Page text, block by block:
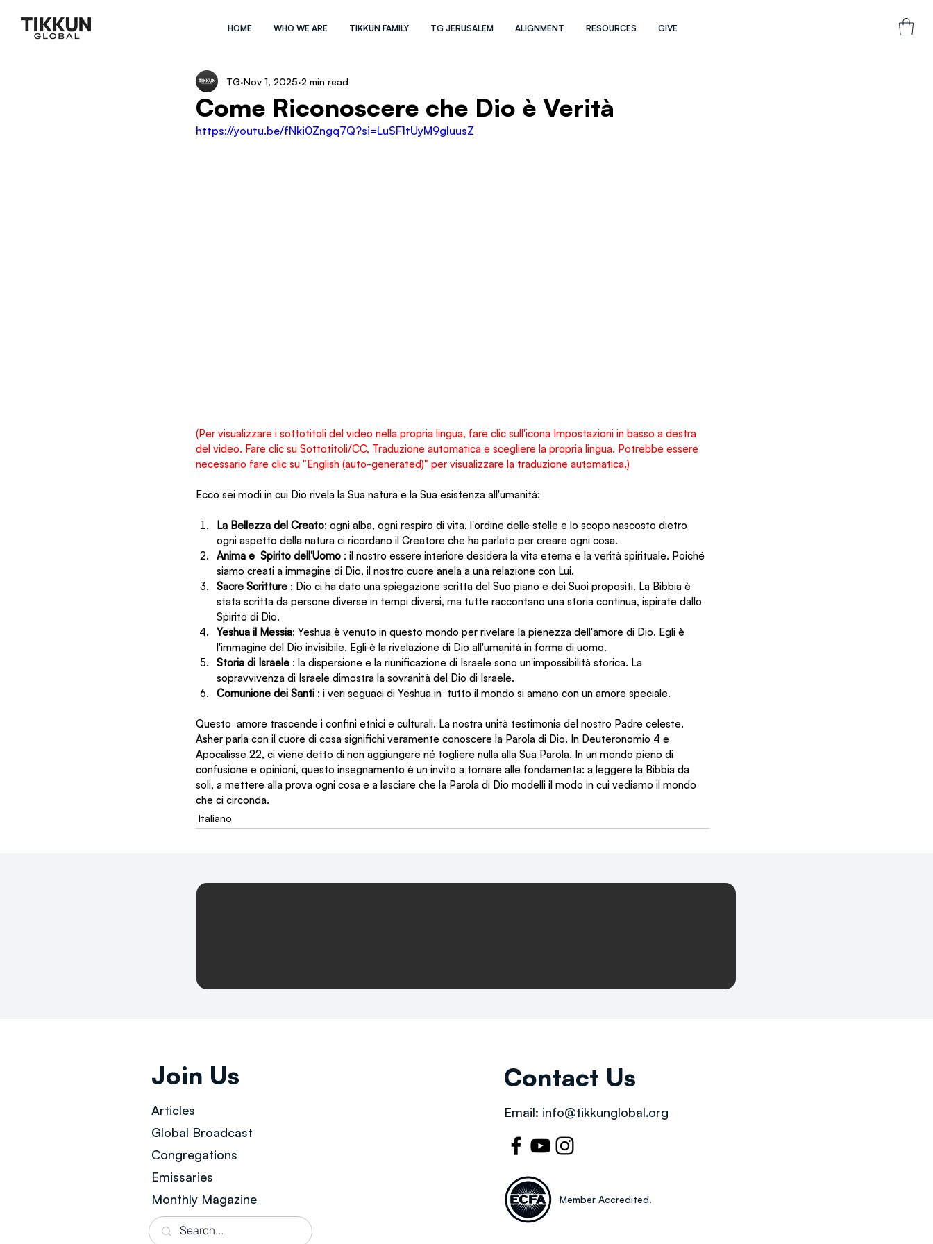
HOME WHO WE ARE TIKKUN FAMILY TG JERUSALEM ALIGNMENT RESOURCES GIVE
Come Riconoscere che Dio è Verità
TG Nov 1, 2025 2 min read
https://youtu.be/fNki0Zngq7Q?si=LuSF1tUyM9gIuusZ
(Per visualizzare i sottotitoli del video nella propria lingua, fare clic sull'icona Impostazioni in basso a destra
del video. Fare clic su Sottotitoli/CC, Traduzione automatica e scegliere la propria lingua. Potrebbe essere
necessario fare clic su "English (auto-generated)" per visualizzare la traduzione automatica.)
Ecco sei modi in cui Dio rivela la Sua natura e la Sua esistenza all'umanità:
La Bellezza del Creato: ogni alba, ogni respiro di vita, l'ordine delle stelle e lo scopo nascosto dietro
ogni aspetto della natura ci ricordano il Creatore che ha parlato per creare ogni cosa.
Anima e  Spirito dell'Uomo : il nostro essere interiore desidera la vita eterna e la verità spirituale. Poiché
siamo creati a immagine di Dio, il nostro cuore anela a una relazione con Lui.
Sacre Scritture : Dio ci ha dato una spiegazione scritta del Suo piano e dei Suoi propositi. La Bibbia è
stata scritta da persone diverse in tempi diversi, ma tutte raccontano una storia continua, ispirate dallo
Spirito di Dio.
Yeshua il Messia: Yeshua è venuto in questo mondo per rivelare la pienezza dell'amore di Dio. Egli è
l'immagine del Dio invisibile. Egli è la rivelazione di Dio all'umanità in forma di uomo.
Storia di Israele : la dispersione e la riunificazione di Israele sono un'impossibilità storica. La
sopravvivenza di Israele dimostra la sovranità del Dio di Israele.
Comunione dei Santi : i veri seguaci di Yeshua in  tutto il mondo si amano con un amore speciale.
Questo  amore trascende i confini etnici e culturali. La nostra unità testimonia del nostro Padre celeste.
Asher parla con il cuore di cosa significhi veramente conoscere la Parola di Dio. In Deuteronomio 4 e
Apocalisse 22, ci viene detto di non aggiungere né togliere nulla alla Sua Parola. In un mondo pieno di
confusione e opinioni, questo insegnamento è un invito a tornare alle fondamenta: a leggere la Bibbia da
soli, a mettere alla prova ogni cosa e a lasciare che la Parola di Dio modelli il modo in cui vediamo il mondo
che ci circonda.
Italiano
Join Us
Articles
Global Broadcast
Congregations
Emissaries
Monthly Magazine
Contact Us
Email: info@tikkunglobal.org
Member Accredited.